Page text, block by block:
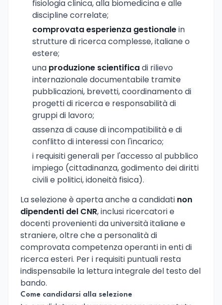
fisiologia clinica, alla biomedicina e alle
discipline correlate;
comprovata esperienza gestionalein
strutture di ricerca complesse, italiane o
estere;
una produzione scientificadi rilievo
internazionale documentabile tramite
pubblicazioni, brevetti, coordinamento di
progetti di ricerca e responsabilità di
gruppi di lavoro;
assenza di cause di incompatibilità e di
conflitto di interessi con l'incarico;
i requisiti generali per l'accesso al pubblico
impiego (cittadinanza, godimento dei diritti
civili e politici, idoneità fisica).
La selezione è aperta anche a candidati non
dipendenti del CNR, inclusi ricercatori e
docenti provenienti da università italiane e
straniere, oltre che a personalità di
comprovata competenza operanti in enti di
ricerca esteri. Per i requisiti puntuali resta
indispensabile la lettura integrale del testo del
bando.
Come candidarsi alla selezione